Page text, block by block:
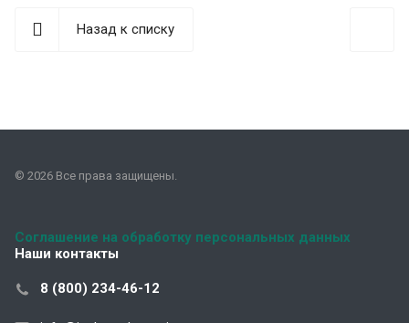
Назад к списку
© 2026 Все права защищены.
Соглашение на обработку персональных данных
Наши контакты
8 (800) 234-46-12